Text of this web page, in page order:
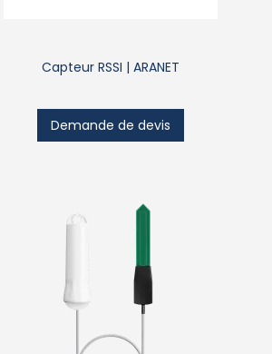
Capteur RSSI | ARANET
Demande de devis